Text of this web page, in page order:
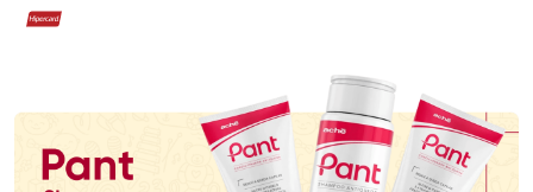
Hipercard
Promoção em Destaque